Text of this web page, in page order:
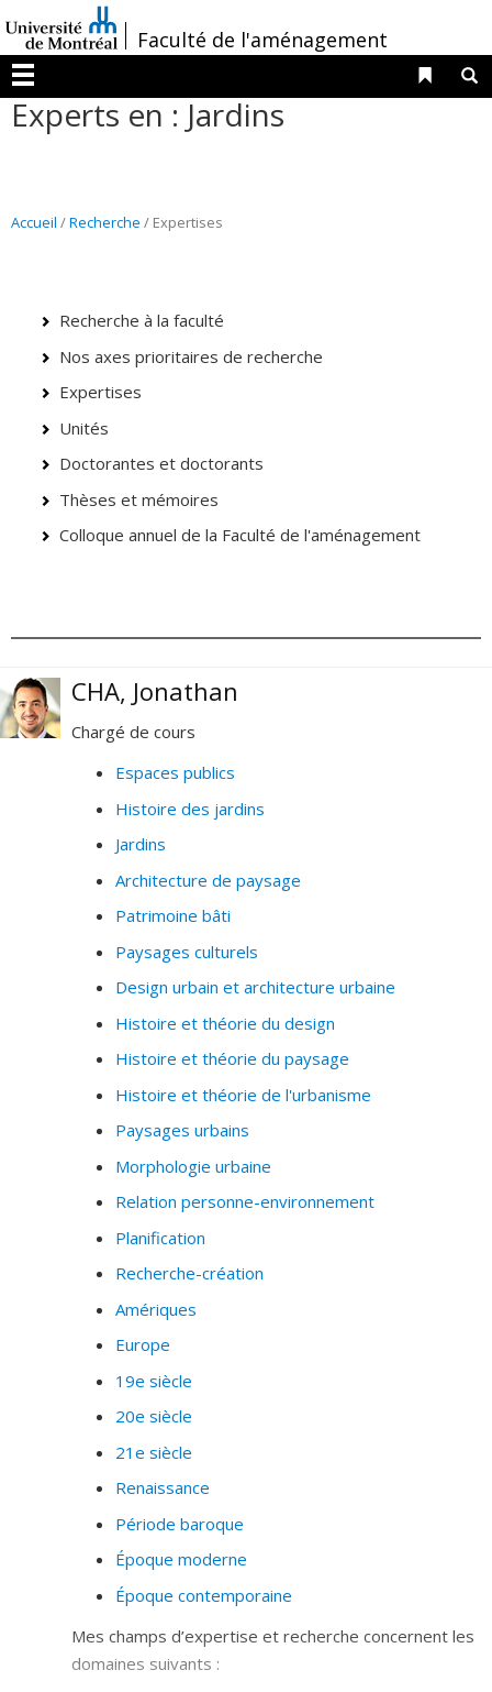
au
contenu
/Faculté de l'aménagement
Menu
Liens
Experts en : Jardins
Accueil /Recherche / Expertises
Recherche à la faculté
Nos axes prioritaires de recherche
Expertises
Unités
Doctorantes et doctorants
Thèses et mémoires
Colloque annuel de la Faculté de l'aménagement
CHA, Jonathan
Chargé de cours
Espaces publics
Histoire des jardins
Jardins
Architecture de paysage
Patrimoine bâti
Paysages culturels
Design urbain et architecture urbaine
Histoire et théorie du design
Histoire et théorie du paysage
Histoire et théorie de l'urbanisme
Paysages urbains
Morphologie urbaine
Relation personne-environnement
Planification
Recherche-création
Amériques
Europe
19e siècle
20e siècle
21e siècle
Renaissance
Période baroque
Époque moderne
Époque contemporaine
Mes champs d’expertise et recherche concernent les
domaines suivants :